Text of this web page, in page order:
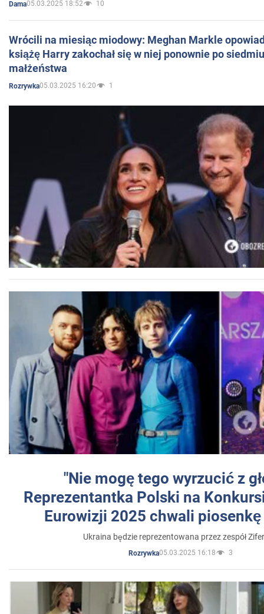
Dama05.03.2025 18:52 10
Wrócili na miesiąc miodowy: Meghan Markle
książę Harry zakochał się w niej ponownie po
małżeństwa
Rozrywka05.03.2025 16:20 1
"Nie mogę tego wyrzucić z
Reprezentantka Polski na
Eurowizji 2025 chwali
Ukraina będzie reprezentowana przez zespół
Rozrywka05.03.2025 16:18 3